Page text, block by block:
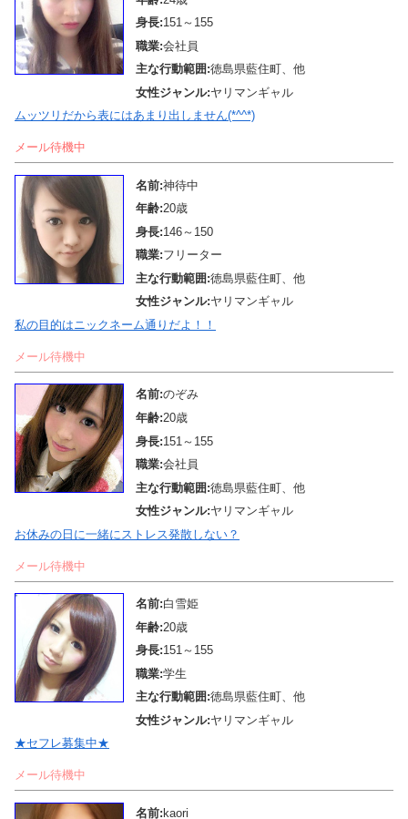
身長:151～155
職業:会社員
主な行動範囲:徳島県藍住町、他
女性ジャンル:ヤリマンギャル
ムッツリだから表にはあまり出しません(*^^*)
メール待機中
名前:神待中
年齢:20歳
身長:146～150
職業:フリーター
主な行動範囲:徳島県藍住町、他
女性ジャンル:ヤリマンギャル
私の目的はニックネーム通りだよ！！
メール待機中
名前:のぞみ
年齢:20歳
身長:151～155
職業:会社員
主な行動範囲:徳島県藍住町、他
女性ジャンル:ヤリマンギャル
お休みの日に一緒にストレス発散しない？
メール待機中
名前:白雪姫
年齢:20歳
身長:151～155
職業:学生
主な行動範囲:徳島県藍住町、他
女性ジャンル:ヤリマンギャル
★セフレ募集中★
メール待機中
名前: kaori